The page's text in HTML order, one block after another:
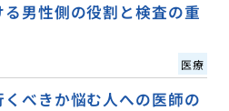
男性側の役割と検査の重
医療
べきか悩む人への医師の